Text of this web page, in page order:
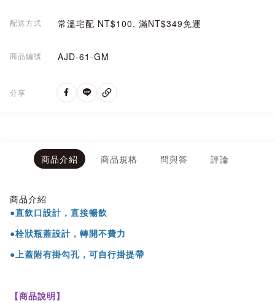
配送方式 常溫宅配 NT$100, 滿NT$349免運
商品編號 AJD-61-GM
分享
商品介紹 商品規格 問與答 評論
商品介紹
●直飲口設計，直接暢飲
●栓狀瓶蓋設計，轉開不費力
●上蓋附有掛勾孔，可自行掛提帶
【商品說明】